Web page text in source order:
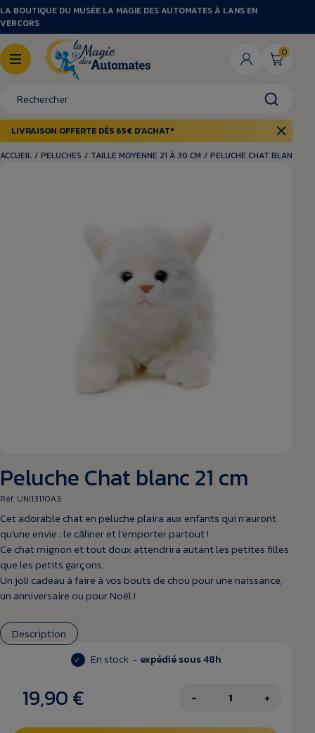
LA BOUTIQUE DU MUSÉE LA MAGIE DES AUTOMATES À LANS EN
VERCORS
0
LIVRAISON OFFERTE DÈS 65€ D’ACHAT*
ACCUEIL / PELUCHES / TAILLE MOYENNE 21 À 30 CM / PELUCHE CHAT BLANC 21
Peluche Chat blanc 21 cm
Réf. UNI13110A3
Cet adorable chat en peluche plaira aux enfants qui n'auront
qu'une envie : le câliner et l'emporter partout !
Ce chat mignon et tout doux attendrira autant les petites filles
que les petits garçons.
Un joli cadeau à faire à vos bouts de chou pour une naissance,
un anniversaire ou pour Noël !
Description
En stock - expédié sous 48h
19,90 € − +